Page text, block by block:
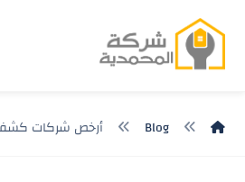
Blog أرخص شركات كشف